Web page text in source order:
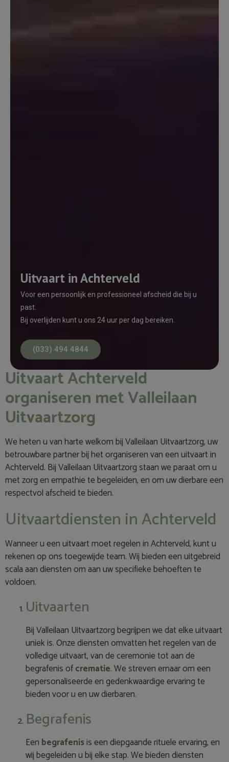
Uitvaart in Achterveld
Voor een persoonlijk en professioneel afscheid die bij u
past.
Bij overlijden kunt u ons 24 uur per dag bereiken.
(033) 494 4844
Uitvaart Achterveld
organiseren met Valleilaan
Uitvaartzorg
We heten u van harte welkom bij Valleilaan Uitvaartzorg, uw
betrouwbare partner bij het organiseren van een uitvaart in
Achterveld. Bij Valleilaan Uitvaartzorg staan we paraat om u
met zorg en empathie te begeleiden, en om uw dierbare een
respectvol afscheid te bieden.
Uitvaartdiensten in Achterveld
Wanneer u een uitvaart moet regelen in Achterveld, kunt u
rekenen op ons toegewijde team. Wij bieden een uitgebreid
scala aan diensten om aan uw specifieke behoeften te
voldoen.
Uitvaarten
Bij Valleilaan Uitvaartzorg begrijpen we dat elke uitvaart
uniek is. Onze diensten omvatten het regelen van de
volledige uitvaart, van de ceremonie tot aan de
begrafenis ofcrematie. We streven ernaar om een
gepersonaliseerde en gedenkwaardige ervaring te
bieden voor u en uw dierbaren.
Begrafenis
Een begrafenisis een diepgaande rituele ervaring, en
wij begeleiden u bij elke stap. We bieden diensten